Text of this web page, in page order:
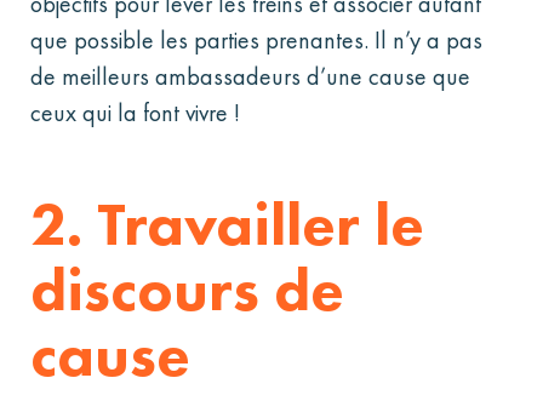
que possible les parties prenantes. Il n’y a pas
de meilleurs ambassadeurs d’une cause que
ceux qui la font vivre !
2. Travailler le
discours de
cause